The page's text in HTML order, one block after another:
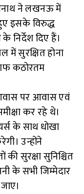
ने लखनऊ में
इसके विरुद्ध
दिए हैं।
में सुरक्षित होना
कठोरतम
पर आवास एवं
कर रहे थे।
के साथ धोखा
उन्होंने
सुरक्षा सुनिश्चित
के सभी जिम्मेदार